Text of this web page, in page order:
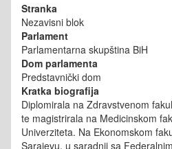
Stranka
Nezavisni blok
Parlament
Parlamentarna skupština BiH
Dom parlamenta
Predstavnički dom
Kratka biografija
Diplomirala na Zdravstvenom
te magistrirala na Medicinskom
Univerziteta. Na Ekonomskom
Sarajevu, u saradnji sa